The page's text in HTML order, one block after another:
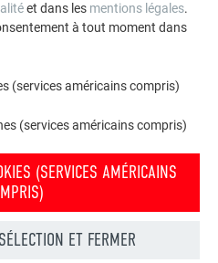
latéral
et dans les mentions légales.
à tout moment dans
(services américains compris)
(services américains compris)
(SERVICES AMÉRICAINS
ET FERMER